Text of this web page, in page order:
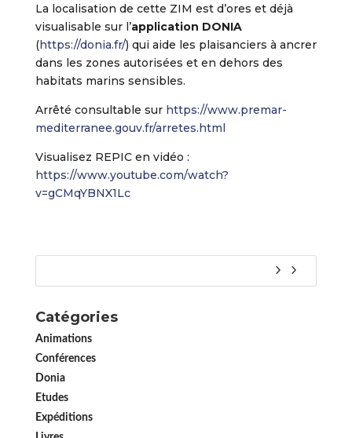
La localisation de cette ZIM est d’ores et déjà
visualisable sur l’application DONIA
(https://donia.fr/) qui aide les plaisanciers à ancrer
dans les zones autorisées et en dehors des
habitats marins sensibles.
Arrêté consultable sur https://www.premar-
mediterranee.gouv.fr/arretes.html
Visualisez REPIC en vidéo :
https://www.youtube.com/watch?
v=gCMqYBNX1Lc
Catégories
Animations
Conférences
Donia
Etudes
Expéditions